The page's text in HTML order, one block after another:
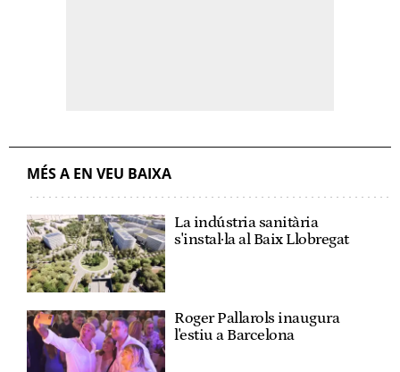
MÉS A EN VEU BAIXA
La indústria sanitària
s'instal·la al Baix Llobregat
Roger Pallarols inaugura
l'estiu a Barcelona